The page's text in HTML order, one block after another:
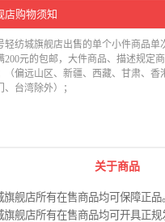
店购物须知
轻纺城旗舰店出售的单个小件商品单
200元的包邮，大件商品、描述规定商
（偏远山区、新疆、西藏、甘肃、香
、台湾除外）；
关于商品
舰店所有在售商品均可保障正品
舰店所有在售商品均可开具正规